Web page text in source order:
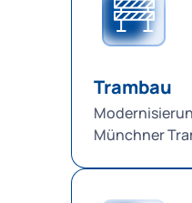
Trambau
Münchner